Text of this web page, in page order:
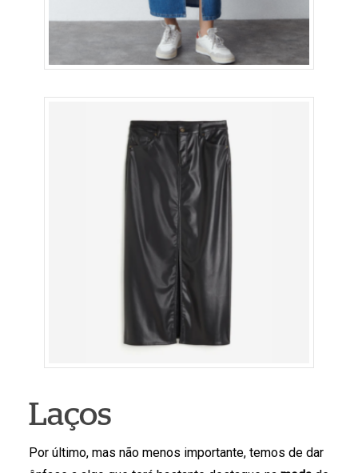
Laços
Por último, mas não menos importante, temos de dar